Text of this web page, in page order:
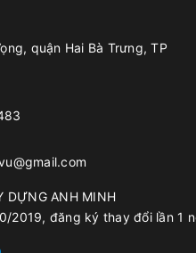
quận Hai Bà Trưng, TP
DỰNG ANH MINH
2019, đăng ký thay đổi lần 1